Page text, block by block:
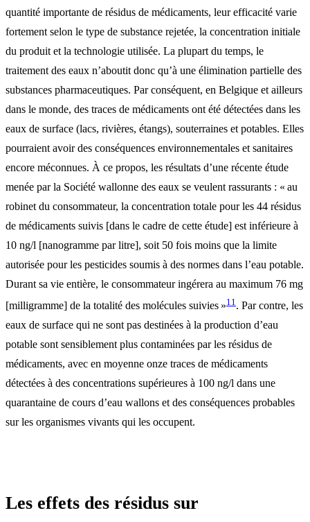
quantité importante de résidus de médicaments, leur efficacité varie
fortement selon le type de substance rejetée, la concentration initiale
du produit et la technologie utilisée. La plupart du temps, le
traitement des eaux n’aboutit donc qu’à une élimination partielle des
substances pharmaceutiques. Par conséquent, en Belgique et ailleurs
dans le monde, des traces de médicaments ont été détectées dans les
eaux de surface (lacs, rivières, étangs), souterraines et potables. Elles
pourraient avoir des conséquences environnementales et sanitaires
encore méconnues. À ce propos, les résultats d’une récente étude
menée par la Société wallonne des eaux se veulent rassurants : « au
robinet du consommateur, la concentration totale pour les 44 résidus
de médicaments suivis [dans le cadre de cette étude] est inférieure à
10 ng/l [nanogramme par litre], soit 50 fois moins que la limite
autorisée pour les pesticides soumis à des normes dans l’eau potable.
Durant sa vie entière, le consommateur ingérera au maximum 76 mg
[milligramme] de la totalité des molécules suivies »11. Par contre, les
eaux de surface qui ne sont pas destinées à la production d’eau
potable sont sensiblement plus contaminées par les résidus de
médicaments, avec en moyenne onze traces de médicaments
détectées à des concentrations supérieures à 100 ng/l dans une
quarantaine de cours d’eau wallons et des conséquences probables
sur les organismes vivants qui les occupent.
Les effets des résidus sur